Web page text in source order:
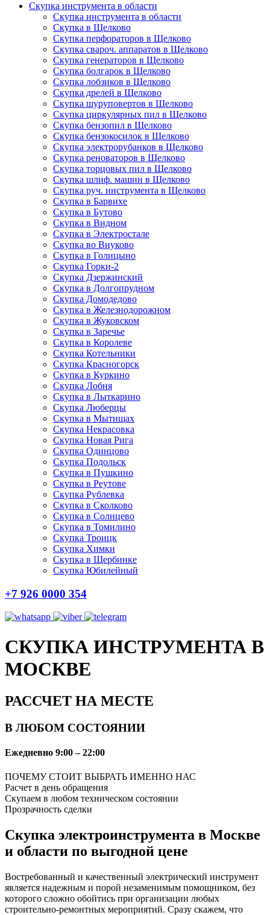
Скупка инструмента в области
Скупка инструмента в области
Скупка в Щелково
Скупка перфораторов в Щелково
Скупка свароч. аппаратов в Щелково
Скупка генераторов в Щелково
Скупка болгарок в Щелково
Скупка лобзиков в Щелково
Скупка дрелей в Щелково
Скупка шуруповертов в Щелково
Скупка циркулярных пил в Щелково
Скупка бензопил в Щелково
Скупка бензокосилок в Щелково
Скупка электрорубанков в Щелково
Скупка реноваторов в Щелково
Скупка торцовых пил в Щелково
Скупка шлиф. машин в Щелково
Скупка руч. инструмента в Щелково
Скупка в Барвихе
Скупка в Бутово
Скупка в Видном
Скупка в Электростале
Скупка во Внуково
Скупка в Голицыно
Скупка Горки-2
Скупка Дзержинский
Скупка в Долгопрудном
Скупка Домодедово
Скупка в Железнодорожном
Скупка в Жуковском
Скупка в Заречье
Скупка в Королеве
Скупка Котельники
Скупка Красногорск
Скупка в Куркино
Скупка Лобня
Скупка в Лыткарино
Скупка Люберцы
Скупка в Мытищах
Скупка Некрасовка
Скупка Новая Рига
Скупка Одинцово
Скупка Подольск
Скупка в Пушкино
Скупка в Реутове
Скупка Рублевка
Скупка в Сколково
Скупка в Солнцево
Скупка в Томилино
Скупка Троицк
Скупка Химки
Скупка в Щербинке
Скупка Юбилейный
+7 926 0000 354
СКУПКА ИНСТРУМЕНТА В
МОСКВЕ
РАССЧЕТ НА МЕСТЕ
В ЛЮБОМ СОСТОЯНИИ
Ежедневно 9:00 – 22:00
ПОЧЕМУ СТОИТ ВЫБРАТЬ ИМЕННО НАС
Расчет в день обращения
Скупаем в любом техническом состоянии
Прозрачность сделки
Скупка электроинструмента в Москве
и области по выгодной цене
Востребованный и качественный электрический инструмент
является надежным и порой незаменимым помощником, без
которого сложно обойтись при организации любых
строительно-ремонтных мероприятий. Сразу скажем, что